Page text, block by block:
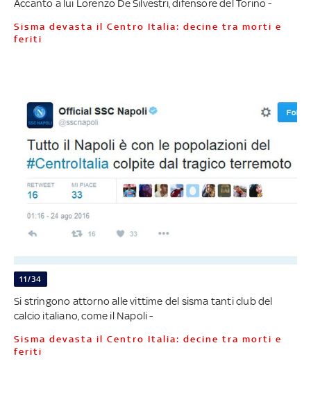
Accanto a lui Lorenzo De Silvestri, difensore del Torino -
Sisma devasta il Centro Italia: decine tra morti e
feriti
11/34
Si stringono attorno alle vittime del sisma tanti club del
calcio italiano, come il Napoli -
Sisma devasta il Centro Italia: decine tra morti e
feriti